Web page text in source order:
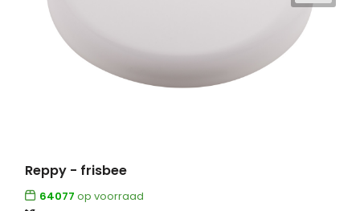
Reppy - frisbee
64077 op voorraad